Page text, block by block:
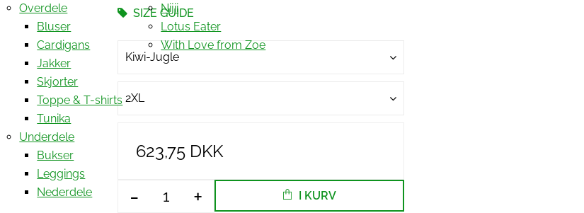
Overdele
Bluser
Cardigans
Jakker
Skjorter
Toppe & T-shirts
Tunika
Underdele
Bukser
Leggings
Nederdele
Nijii
Lotus Eater
With Love from Zoe
SIZE GUIDE
Kiwi-Jugle
2XL
623,75 DKK
- + I KURV